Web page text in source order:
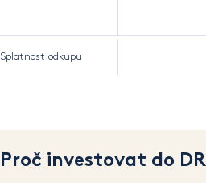
Splatnost odkupu
Proč investovat do